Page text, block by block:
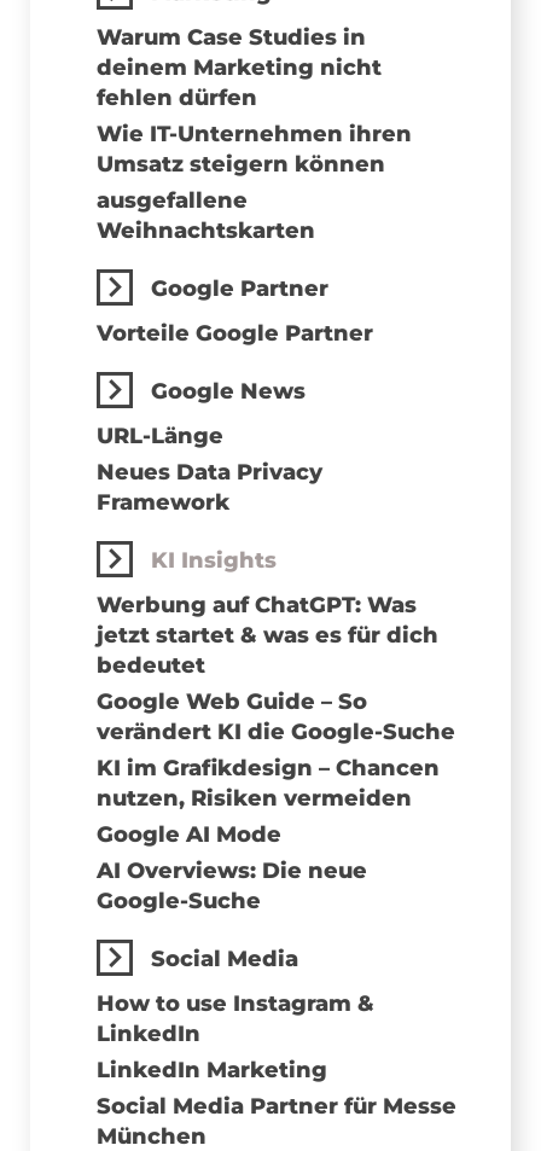
Warum Case Studies in
deinem Marketing nicht
fehlen dürfen
Wie IT-Unternehmen ihren
Umsatz steigern können
ausgefallene
Weihnachtskarten
Google Partner
Vorteile Google Partner
Google News
URL-Länge
Neues Data Privacy
Framework
KI Insights
Werbung auf ChatGPT: Was
jetzt startet & was es für dich
bedeutet
Google Web Guide – So
verändert KI die Google-Suche
KI im Grafikdesign – Chancen
nutzen, Risiken vermeiden
Google AI Mode
AI Overviews: Die neue
Google-Suche
Social Media
How to use Instagram &
LinkedIn
LinkedIn Marketing
Social Media Partner für Messe
München